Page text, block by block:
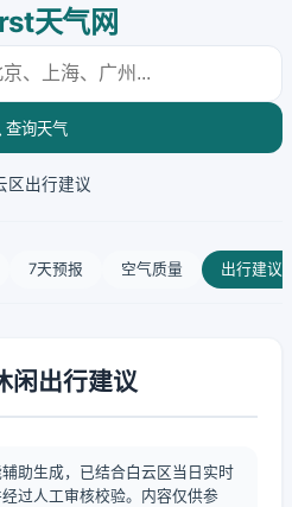
天气网
查询天气
区出行建议
7天预报 空气质量 出行建议
闲出行建议
助生成，已结合白云区当日实时
过人工审核校验。内容仅供参